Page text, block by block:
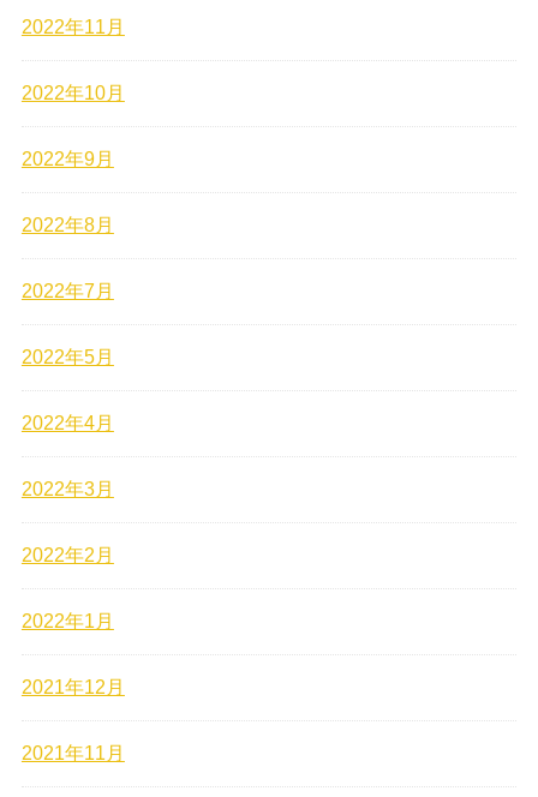
2022年11月
2022年10月
2022年9月
2022年8月
2022年7月
2022年5月
2022年4月
2022年3月
2022年2月
2022年1月
2021年12月
2021年11月